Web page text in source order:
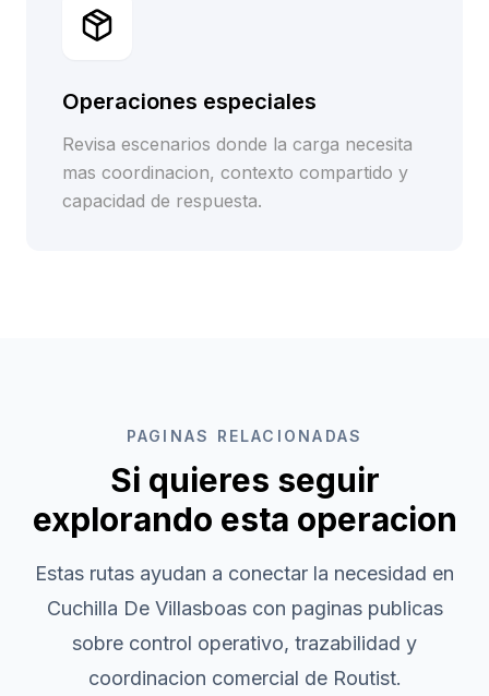
Operaciones especiales
Revisa escenarios donde la carga necesita
mas coordinacion, contexto compartido y
capacidad de respuesta.
PAGINAS RELACIONADAS
Si quieres seguir
explorando esta operacion
Estas rutas ayudan a conectar la necesidad en
Cuchilla De Villasboascon paginas publicas
sobre control operativo, trazabilidad y
coordinacion comercial de Routist.